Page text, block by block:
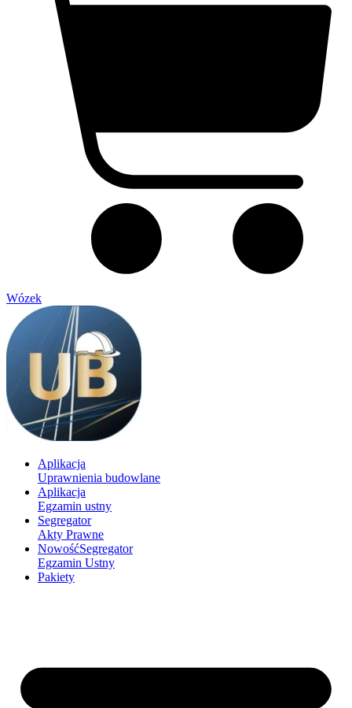
Wózek
Aplikacja
Uprawnienia budowlane
Aplikacja
Egzamin ustny
Segregator
Akty Prawne
NowośćSegregator
Egzamin Ustny
Pakiety